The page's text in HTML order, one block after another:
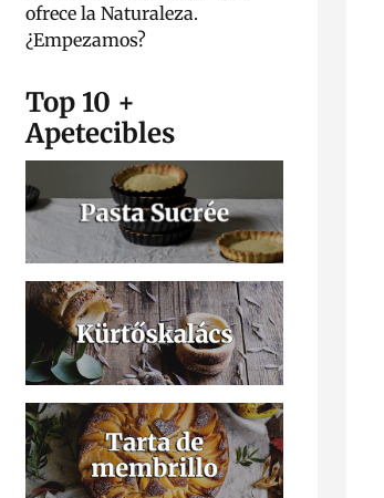
ofrece la Naturaleza.
¿Empezamos?
Top 10 +
Apetecibles